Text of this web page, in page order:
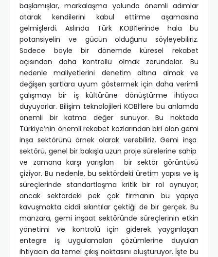
başlamışlar, markalaşma yolunda önemli adımlar
atarak kendilerini kabul ettirme aşamasına
gelmişlerdi. Aslında Türk KOBİ’lerinde hala bu
potansiyelin ve gücün olduğunu söyleyebiliriz.
Sadece böyle bir dönemde küresel rekabet
açısından daha kontrollü olmak zorundalar. Bu
nedenle maliyetlerini denetim altına almak ve
değişen şartlara uyum göstermek için daha verimli
çalışmayı bir iş kültürüne dönüştürme ihtiyacı
duyuyorlar. Bilişim teknolojileri KOBİ’lere bu anlamda
önemli bir katma değer sunuyor. Bu noktada
Türkiye’nin önemli rekabet kozlarından biri olan gemi
inşa sektörünü örnek olarak verebiliriz. Gemi inşa
sektörü, genel bir bakışla uzun proje sürelerine sahip
ve zamana karşı yarışılan bir sektör görüntüsü
çiziyor. Bu nedenle, bu sektördeki üretim yapısı ve iş
süreçlerinde standartlaşma kritik bir rol oynuyor;
ancak sektördeki pek çok firmanın bu yapıya
kavuşmakta ciddi sıkıntılar çektiği de bir gerçek. Bu
manzara, gemi inşaat sektöründe süreçlerinin etkin
yönetimi ve kontrolü için giderek yaygınlaşan
entegre iş uygulamaları çözümlerine duyulan
ihtiyacın da temel çıkış noktasını oluşturuyor. İşte bu